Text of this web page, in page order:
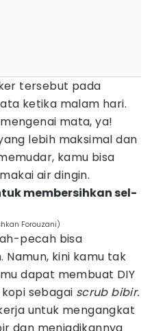
tersebut pada
ketika malam hari.
mata, ya!
lebih maksimal dan
kamu bisa
air dingin.
membersihkan sel-
Forouzani)
pecah bisa
kini kamu tak
dapat membuat DIY
sebagai scrub bibir.
untuk mengangkat